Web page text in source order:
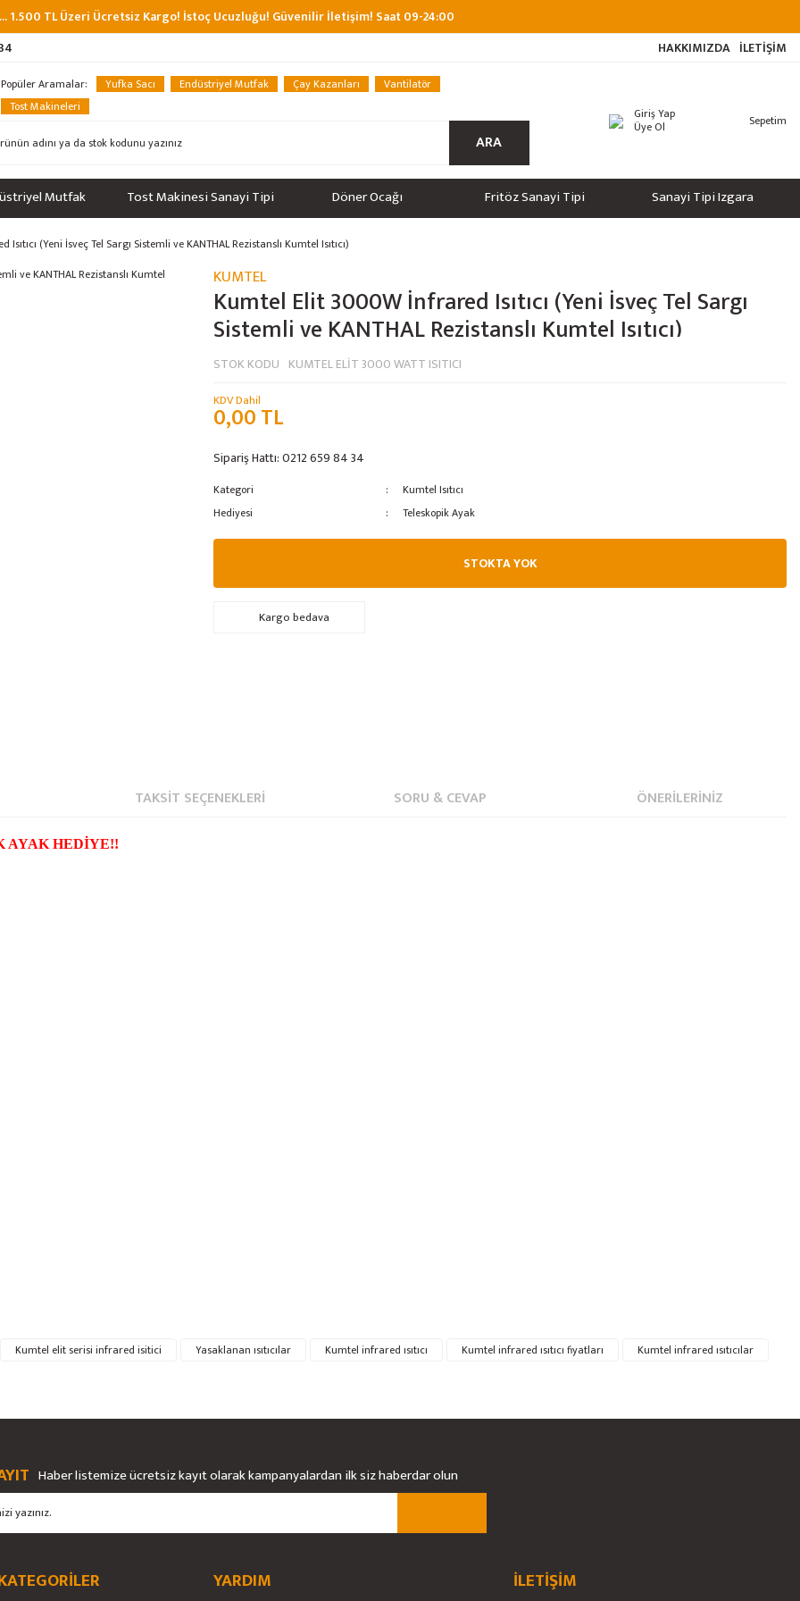
1.500 TL Üzeri Ücretsiz Kargo! İstoç Ucuzluğu! Güvenilir İletişim! Saat 09-24:00
HAKKIMIZDA İLETİŞİM
Popüler Aramalar: Yufka Sacı Endüstriyel Mutfak Çay Kazanları
Vantilatör
Tost Makineleri
ARA
Giriş Yap
Üye Ol Sepetim
Mutfak Tost Makinesi Sanayi Tipi Döner Ocağı Fritöz Sanayi Tipi Sanayi Tipi Izgara
(Yeni İsveç Tel Sargı Sistemli ve KANTHAL Rezistanslı Kumtel Isıtıcı)
KUMTEL
Kumtel Elit 3000W İnfrared Isıtıcı (Yeni İsveç Tel Sargı
Sistemli ve KANTHAL Rezistanslı Kumtel Isıtıcı)
STOK KODU KUMTEL ELİT 3000 WATT ISITICI
KDV Dahil
0,00 TL
Sipariş Hattı:0212 659 84 34
Kategori
Kumtel Isıtıcı
Hediyesi
Teleskopik Ayak
STOKTA YOK
Kargo bedava
TAKSIT SEÇENEKLERI SORU & CEVAP ÖNERILERINIZ
AYAK HEDİYE!!
gördüğünüz noktaları öneri formunu kullanarak tarafımıza iletebilirsiniz.
Kumtel elit serisi infrared isitici Yasaklanan ısıtıcılar Kumtel infrared ısıtıcı Kumtel infrared ısıtıcı fiyatları
Kumtel infrared ısıtıcılar
Haber listemize ücretsiz kayıt olarak kampanyalardan ilk siz haberdar olun
YARDIM İLETİŞİM